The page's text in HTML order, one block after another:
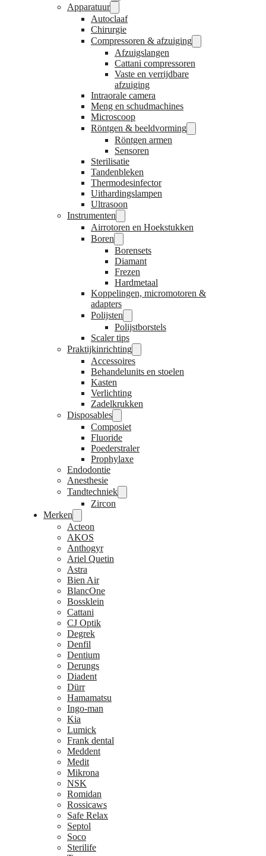
Apparatuur
Autoclaaf
Chirurgie
Compressoren & afzuiging
Afzuigslangen
Cattani compressoren
Vaste en verrijdbare
afzuiging
Intraorale camera
Meng en schudmachines
Microscoop
Röntgen & beeldvorming
Röntgen armen
Sensoren
Sterilisatie
Tandenbleken
Thermodesinfector
Uithardingslampen
Ultrasoon
Instrumenten
Airrotoren en Hoekstukken
Boren
Borensets
Diamant
Frezen
Hardmetaal
Koppelingen, micromotoren &
adapters
Polijsten
Polijstborstels
Scaler tips
Praktijkinrichting
Accessoires
Behandelunits en stoelen
Kasten
Verlichting
Zadelkrukken
Disposables
Composiet
Fluoride
Poederstraler
Prophylaxe
Endodontie
Anesthesie
Tandtechniek
Zircon
Merken
Acteon
AKOS
Anthogyr
Ariel Quetin
Astra
Bien Air
BlancOne
Bossklein
Cattani
CJ Optik
Degrek
Denfil
Dentium
Derungs
Diadent
Dürr
Hamamatsu
Ingo-man
Kia
Lumick
Frank dental
Meddent
Medit
Mikrona
NSK
Romidan
Rossicaws
Safe Relax
Septol
Soco
Sterilife